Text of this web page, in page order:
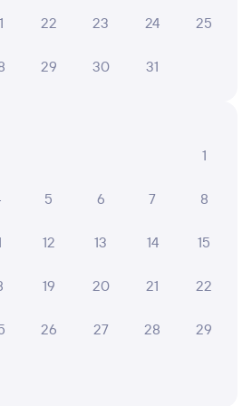
22 23 24 25
29 30 31
1
5 6 7 8
12 13 14 15
19 20 21 22
26 27 28 29